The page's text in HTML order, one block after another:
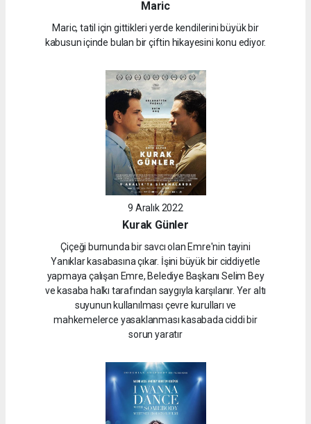
Maric
Maric, tatil için gittikleri yerde kendilerini büyük bir
kabusun içinde bulan bir çiftin hikayesini konu ediyor.
9 Aralık 2022
Kurak Günler
Çiçeği burnunda bir savcı olan Emre'nin tayini
Yanıklar kasabasına çıkar. İşini büyük bir ciddiyetle
yapmaya çalışan Emre, Belediye Başkanı Selim Bey
ve kasaba halkı tarafından saygıyla karşılanır. Yer altı
suyunun kullanılması çevre kurulları ve
mahkemelerce yasaklanması kasabada ciddi bir
sorun yaratır